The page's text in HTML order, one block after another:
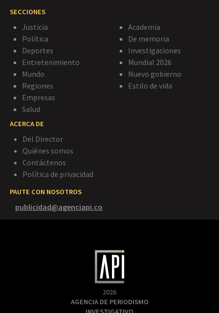
SECCIONES
Justicia
Política
Deportes
Entretenimiento
Mundo
Regiones
Empresas
Salud
Academia
De memoria
Investigaciones
Mundial 2026
Nuevo gobierno
Estilo de vida
ACERCA DE
Del Director
Quiénes somos
Contáctenos
Política de privacidad
PAUTE CON NOSOTROS
publicidad@agenciapi.co
2026
AGENCIA DE PERIODISMO